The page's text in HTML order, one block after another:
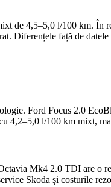
de 4,5–5,0 l/100 km.
Diferențele față de
Ford Focus 2.0
l/100 km mixt,
Mk4 2.0 TDI are
Skoda și costurile